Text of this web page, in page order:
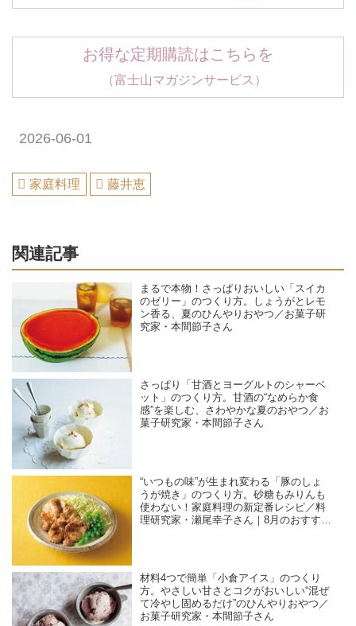
お得な定期購読はこちらを
（富士山マガジンサービス）
2026-06-01
家庭料理 藤井恵
関連記事
まるで本物！さっぱりおいしい「スイカ
のゼリー」のつくり方。しょうがとレモ
ン香る、夏のひんやりおやつ／お菓子研
究家・本間節子さん
さっぱり「甘酒とヨーグルトのシャーベ
ット」のつくり方。甘酒の“なめらか食
感”を楽しむ、さわやかな夏のおやつ／お
菓子研究家・本間節子さん
“いつもの味”が生まれ変わる「豚のしょ
うが焼き」のつくり方。砂糖もみりんも
使わない！家庭料理の新定番レシピ／料
理研究家・瀬尾幸子さん｜8月のおすすめ
材料4つで簡単「小倉アイス」のつくり
方。やさしい甘さとコクがおいしい“混ぜ
て冷やし固めるだけ”のひんやりおやつ／
お菓子研究家・本間節子さん